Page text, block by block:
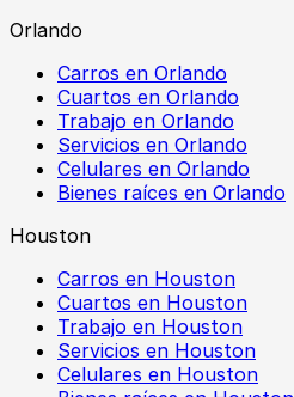
Orlando
Carros en Orlando
Cuartos en Orlando
Trabajo en Orlando
Servicios en Orlando
Celulares en Orlando
Bienes raíces en Orlando
Houston
Carros en Houston
Cuartos en Houston
Trabajo en Houston
Servicios en Houston
Celulares en Houston